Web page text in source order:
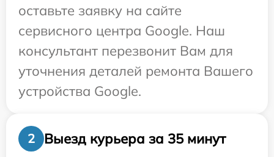
оставьте заявку на сайте
сервисного центра Google. Наш
консультант перезвонит Вам для
уточнения деталей ремонта Вашего
устройства Google.
2
Выезд курьера за 35 минут